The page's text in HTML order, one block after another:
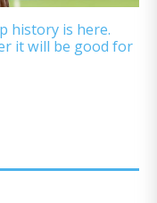
history is here.
it will be good for